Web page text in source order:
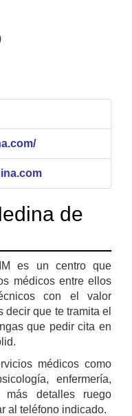
de
es un centro que
médicos entre ellos
con el valor
decir que te tramita el
que pedir cita en
médicos como
enfermería,
más detalles ruego
al teléfono indicado.